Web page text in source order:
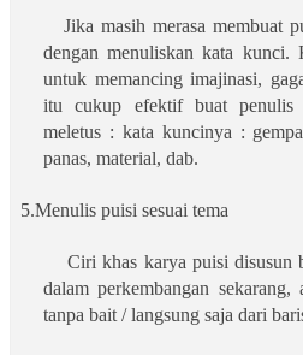
Jika masih merasa membuat
dengan menuliskan kata
untuk memancing imajinasi,
itu cukup efektif buat penulis
meletus : kata kuncinya :
panas, material, dab.
5.Menulis puisi sesuai tema
Ciri khas karya puisi disusun
dalam perkembangan
tanpa bait / langsung saja dari